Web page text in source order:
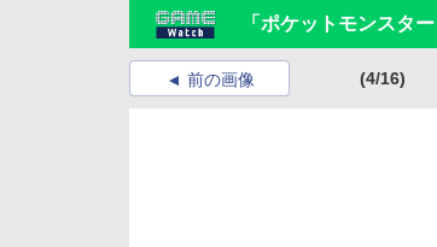
「ポケットモンスタ
前の画像 (4/16)